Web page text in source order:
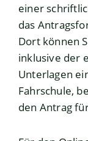
einer
das
Dort können
inklusive der
Unterlagen
Fahrschule,
den Antrag